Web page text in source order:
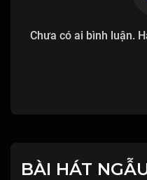
Chưa có ai bình luận.
BÀI HÁT